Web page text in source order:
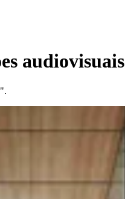
audiovisuais